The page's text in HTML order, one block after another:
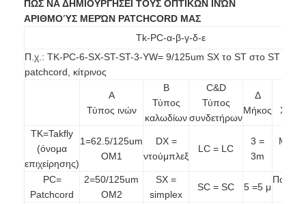
Επιτροπή μπαλωμάτων οπτικών ινών
Οπτική ενότητα πομποδεκτών
μετατροπέας μέσων οπτικών ινών
Διακόπτης ινών Ethernet
Εξάρτηση εργαλείων οπτικών ινών
Τμήματα ΠΡΩΘΥΠΟΥΡΓΟΥ και υψηλής δύναμης
ΠΩΣ ΝΑ ΔΗΜΙΟΥΡΓΗΣΕΙ ΤΟΥΣ ΟΠΤΙΚΩΝ ΙΝΏΝ
ΑΡΙΘΜΟΎΣ ΜΕΡΏΝ PATCHCORD ΜΑΣ
Tk-PC-α-β-γ-δ-ε
Π.χ.: TK-PC-6-SX-ST-ST-3-YW= 9/125um SX το ST στο ST η 3M
patchcord, κίτρινος
Α
Τύπος ινών
Β
Τύπος
καλωδίων
C&D
Τύπος
συνδετήρων
Δ
Μήκος
TK=Takfly
(όνομα
επιχείρησης)
1=62.5/125um
OM1
DX =
ντούμπλεξ
LC = LC
3 =
3m
Μπλε
PC=
Patchcord
2=50/125um
OM2
SX =
simplex
SC = SC 5 =5 μ